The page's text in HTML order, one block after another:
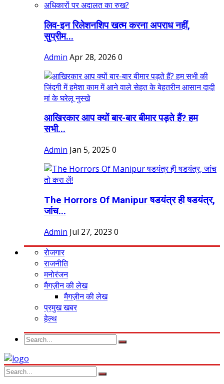
लिव-इन रिलेशनशिप खत्म करना अपराध नहीं,
सुप्रीम...
Admin Apr 28, 2026 0
आखिरकार आप क्यों बार-बार बीमार पड़ते हैं? हम
सभी...
Admin Jan 5, 2025 0
The Horrors Of Manipur षडयंत्र ही षडयंत्र,
जांच...
Admin Jul 27, 2023 0
रोजगार
राजनीति
मनोरंजन
मैगज़ीन की लेख
मैगज़ीन की लेख
प्रमुख खबर
हेल्थ